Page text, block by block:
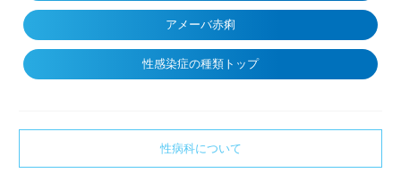
アメーバ赤痢
性感染症の種類トップ
性病科について